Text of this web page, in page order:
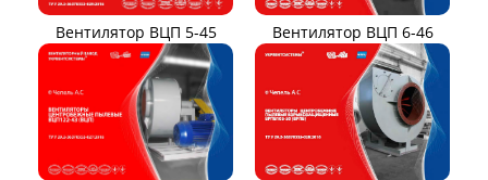
Вентилятор ВЦП 5-45 Вентилятор ВЦП 6-46